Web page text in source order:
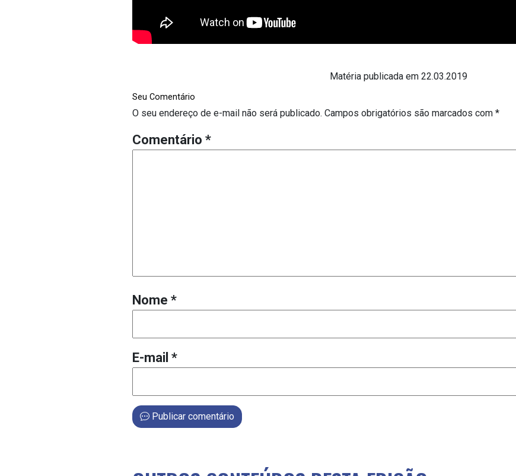
Matéria publicada em 22.03.2019
Seu Comentário
O seu endereço de e-mail não será publicado. Campos obrigatórios são marcados com *
Comentário *
Nome *
E-mail *
Publicar comentário